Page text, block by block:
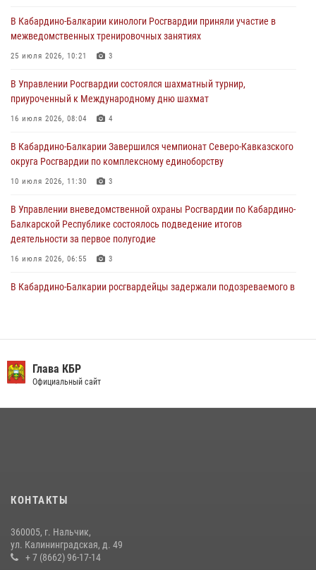
генерала армии Виктора Золотова с заместителем полномочного
представителя Президента Российской Федерации в Северо-
Кавказском федеральном округе Виталием Кузнецовым
Управление Росгвардии по Кабардино-Балкарской Республике
информирует
В Кабардино-Балкарии нештатные инструктора подразделений
Росгвардии отработали профессиональные навыки
В Кабардино-Балкарии кинологи Росгвардии приняли участие в
межведомственных тренировочных занятиях
25 июля 2026, 10:21 3
В Управлении Росгвардии состоялся шахматный турнир,
приуроченный к Международному дню шахмат
16 июля 2026, 08:04 4
В Кабардино-Балкарии Завершился чемпионат Северо-Кавказского
округа Росгвардии по комплексному единоборству
10 июля 2026, 11:30 3
В Управлении вневедомственной охраны Росгвардии по Кабардино-
Балкарской Республике состоялось подведение итогов
деятельности за первое полугодие
16 июля 2026, 06:55 3
В Кабардино-Балкарии росгвардейцы задержали подозреваемого в
округе Росгвардии
09 июля 2026, 08:36
В Кабардино-Балкарии при силовой поддержке Росгвардии изъяты
оружие и наркотические средства
Глава КБР
Официальный сайт
КОНТАКТЫ
360005, г. Нальчик,
ул. Калининградская, д. 49
+ 7 (8662) 96-17-14